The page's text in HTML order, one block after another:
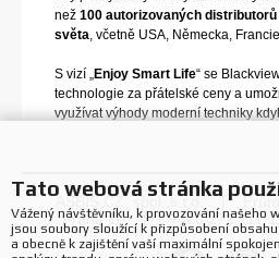
než 100 autorizovaných distributorů
světa, včetně USA, Německa,
S vizí „Enjoy Smart Life“ se
technologie za přátelské ceny a
využívat výhody moderní techniky
ASBIS CZ, spol. s r.o. |
Praha 10 | +420 272
Tato webová stránka
Vážený návštěvníku, k provozování našeho
jsou soubory sloužící k přizpůsobení
a obecně k zajištění vaší maximální